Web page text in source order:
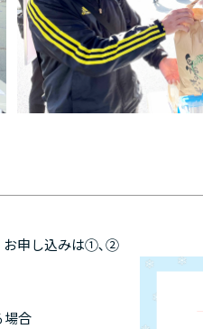
お申し込みは①､②
場合